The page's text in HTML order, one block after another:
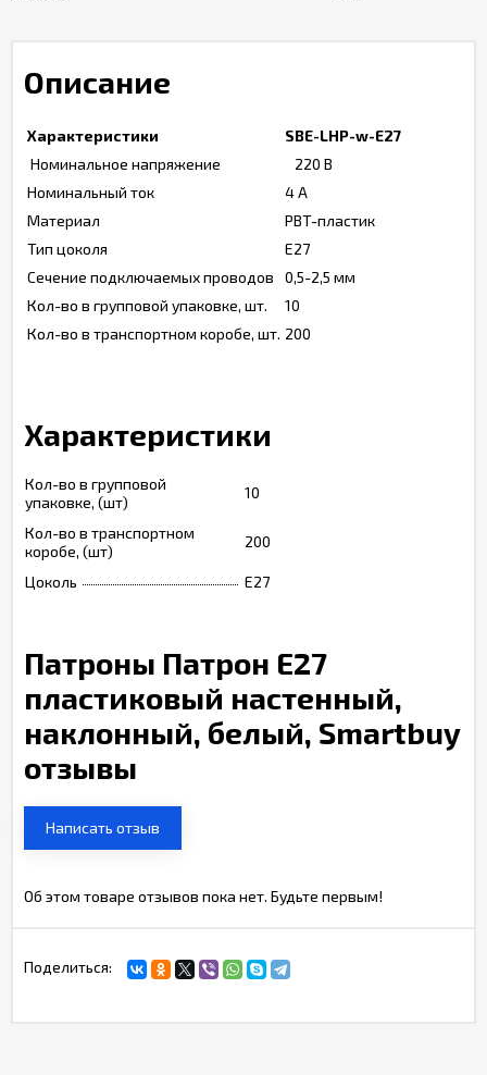
Описание
Характеристики
SBE-LHP-w-E27
Номинальное напряжение
220 В
Номинальный ток
4 А
Материал
PBT-пластик
Тип цоколя
Е27
Сечение подключаемых проводов
0,5-2,5 мм
Кол-во в групповой упаковке, шт.
10
Кол-во в транспортном коробе, шт. 200
Характеристики
Кол-во в групповой
упаковке, (шт)
10
Кол-во в транспортном
коробе, (шт)
200
Цоколь E27
Патроны Патрон Е27
пластиковый настенный,
наклонный, белый, Smartbuy
отзывы
Написать отзыв
Об этом товаре отзывов пока нет. Будьте первым!
Поделиться: